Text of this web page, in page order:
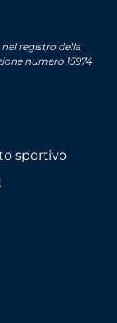
registro della
numero 15974
sportivo